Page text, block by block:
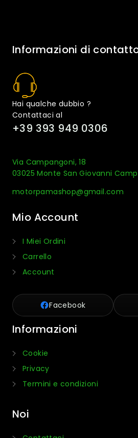
Informazioni di
Hai qualche dubbio ?
Contattaci al
+39 393 949 0306
Via Campangoni, 18
03025 Monte San Giovanni
motorpamashop@gmail.com
Mio Account
I Miei Ordini
Carrello
Account
Facebook
Informazioni
Cookie
Privacy
Termini e condizioni
Noi